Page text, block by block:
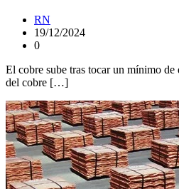
RN
19/12/2024
0
El cobre sube tras tocar un mínimo de
del cobre […]